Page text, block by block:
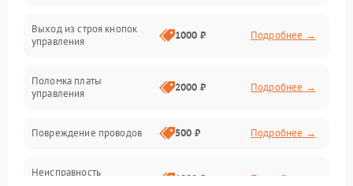
Выход из строя кнопок
управления
1000 ₽ Подробнее →
Поломка платы
управления
2000 ₽ Подробнее →
Повреждение проводов 500 ₽ Подробнее →
Неисправность
1000 ₽ Подробнее →